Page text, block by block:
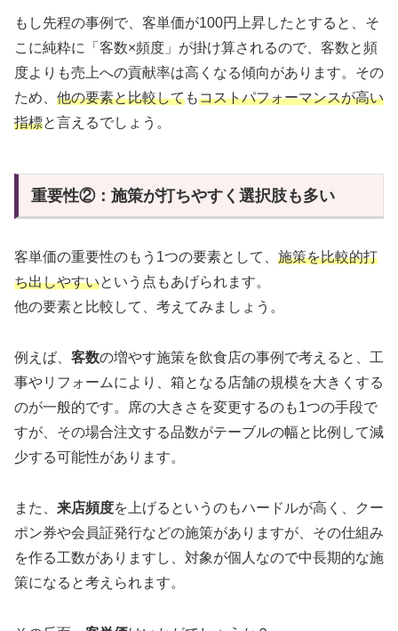
もし先程の事例で、客単価が100円上昇したとすると、そ
こに純粋に「客数×頻度」が掛け算されるので、客数と頻
度よりも売上への貢献率は高くなる傾向があります。その
ため、 他の要素と比較してもコストパフォーマンスが高い
指標と言えるでしょう。
重要性②：施策が打ちやすく選択肢も多い
客単価の重要性のもう1つの要素として、 施策を比較的打
ち出しやすいという点もあげられます。
他の要素と比較して、考えてみましょう。
例えば、 客数の増やす施策を飲食店の事例で考えると、工
事やリフォームにより、箱となる店舗の規模を大きくする
のが一般的です。席の大きさを変更するのも1つの手段で
すが、その場合注文する品数がテーブルの幅と比例して減
少する可能性があります。
また、 来店頻度を上げるというのもハードルが高く、クー
ポン券や会員証発行などの施策がありますが、その仕組み
を作る工数がありますし、対象が個人なので中長期的な施
策になると考えられます。